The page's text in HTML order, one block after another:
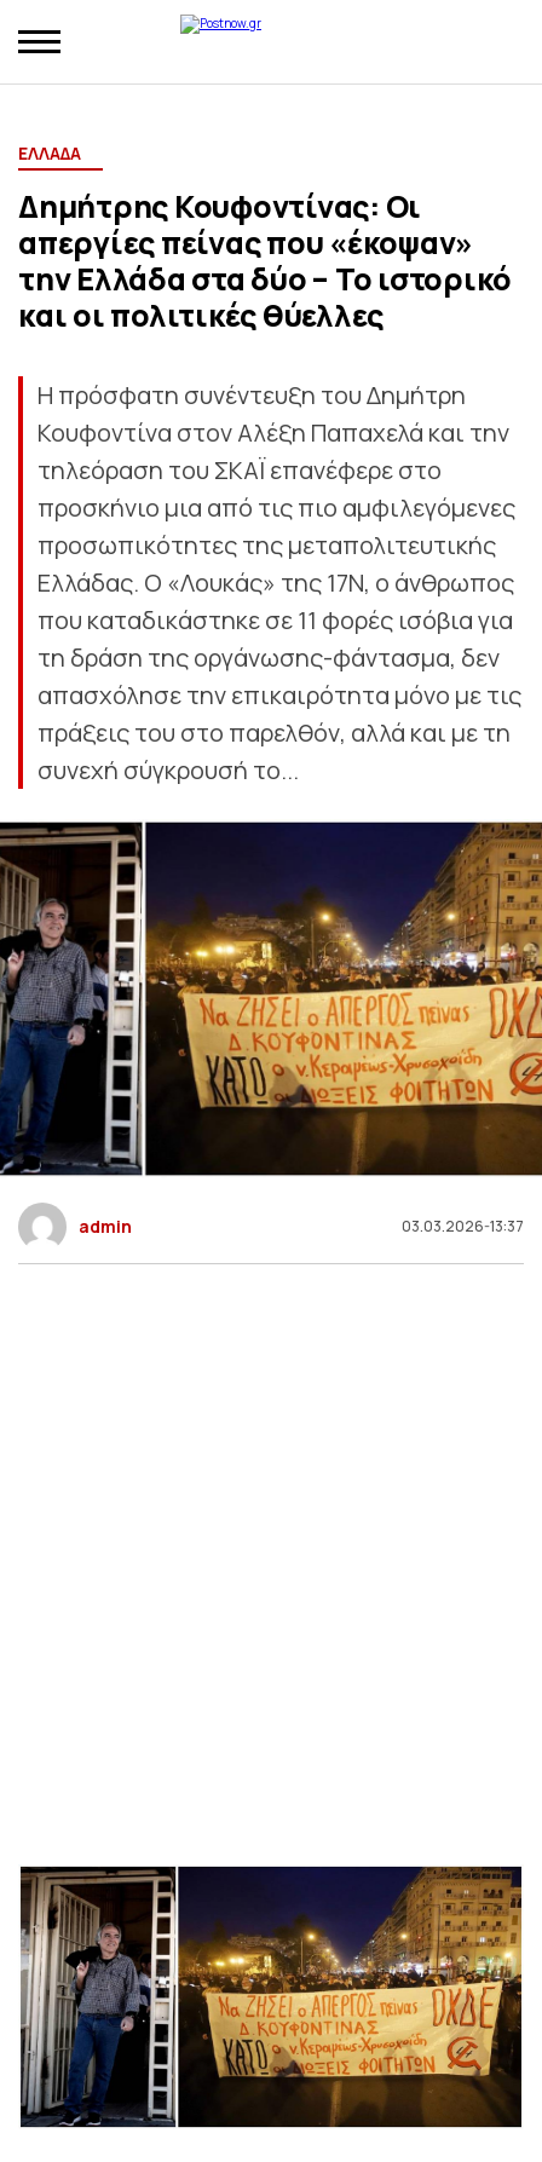
ΕΛΛΑΔΑ
Δημήτρης Κουφοντίνας: Οι
απεργίες πείνας που «έκοψαν»
την Ελλάδα στα δύο – Το ιστορικό
και οι πολιτικές θύελλες
Η πρόσφατη συνέντευξη του Δημήτρη
Κουφοντίνα στον Αλέξη Παπαχελά και την
τηλεόραση του ΣΚΑΪ επανέφερε στο
προσκήνιο μια από τις πιο αμφιλεγόμενες
προσωπικότητες της μεταπολιτευτικής
Ελλάδας. Ο «Λουκάς» της 17Ν, ο άνθρωπος
που καταδικάστηκε σε 11 φορές ισόβια για
τη δράση της οργάνωσης-φάντασμα, δεν
απασχόλησε την επικαιρότητα μόνο με τις
πράξεις του στο παρελθόν, αλλά και με τη
συνεχή σύγκρουσή το...
admin 03.03.2026-13:37